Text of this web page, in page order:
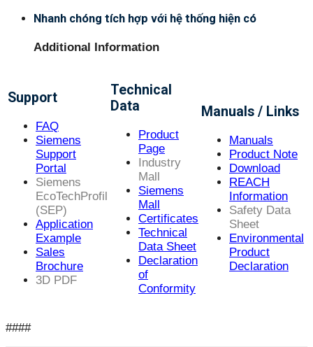
Nhanh chóng tích hợp với hệ thống hiện có
Additional Information
Support
FAQ
Siemens
Support
Portal
Siemens
EcoTechProfil
(SEP)
Application
Example
Sales
Brochure
3D PDF
Technical
Data
Product
Page
Industry
Mall
Siemens
Mall
Certificates
Technical
Data Sheet
Declaration
of
Conformity
Manuals / Links
Manuals
Product Note
Download
REACH
Information
Safety Data
Sheet
Environmental
Product
Declaration
####